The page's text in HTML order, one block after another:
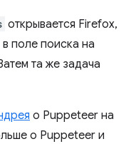
открывается Firefox,
в поле поиска на
та же задача
о Puppeteer на
о Puppeteer и